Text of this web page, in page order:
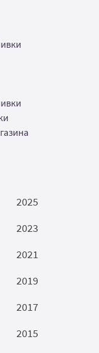
2025
2023
2021
2019
2017
2015